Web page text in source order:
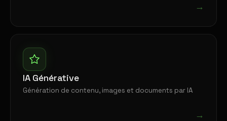
→
IA Générative
Génération de contenu, images et documents par IA
→